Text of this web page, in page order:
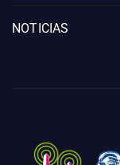
NOTICIAS